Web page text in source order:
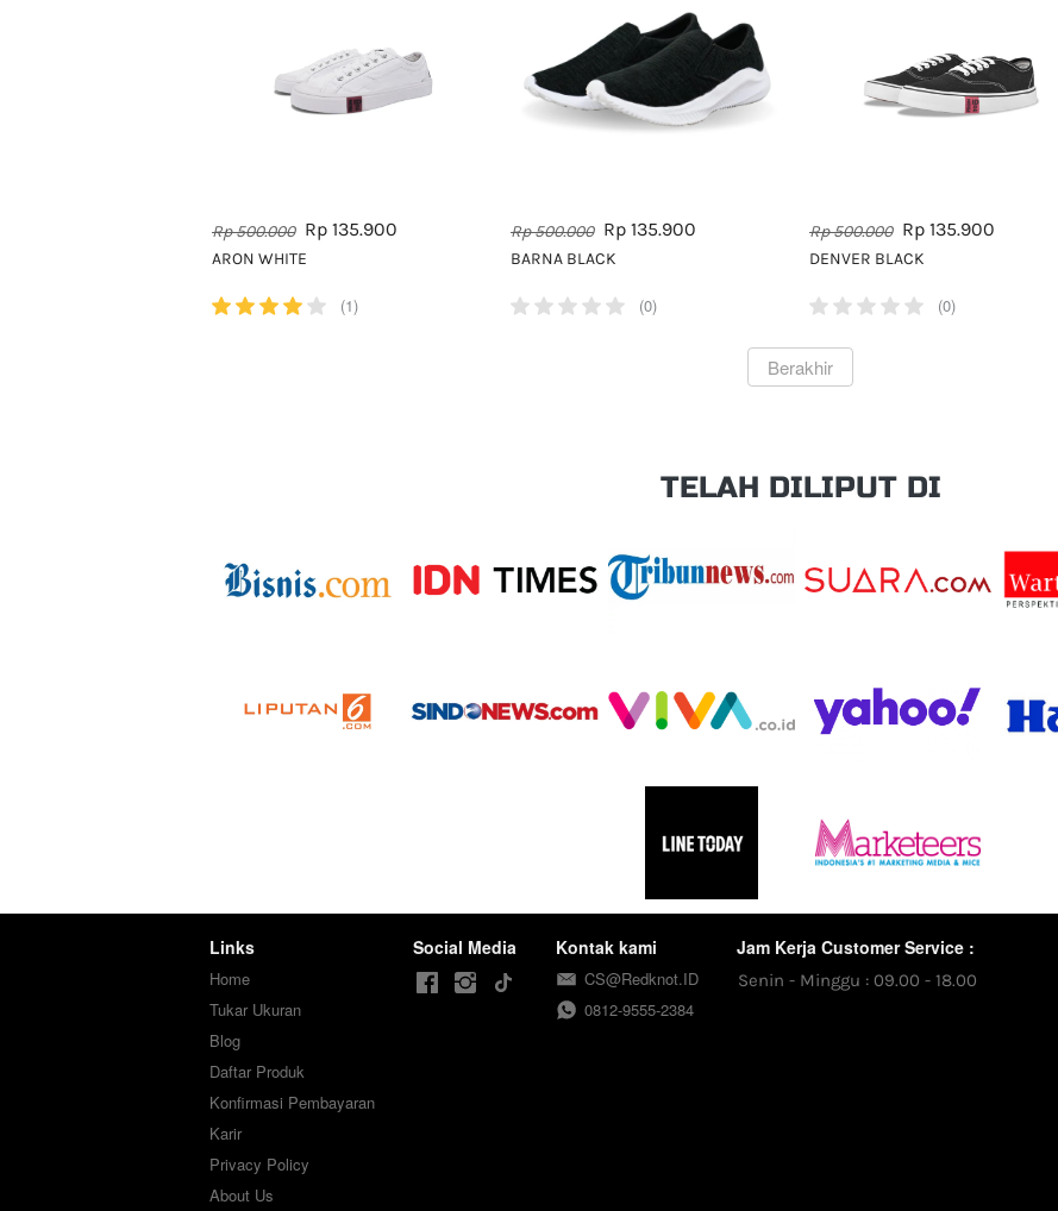
Rp 500.000 Rp 135.900
ARON WHITE
(1)
Rp 500.000 Rp 135.900
BARNA BLACK
(0)
Rp 500.000 Rp 135.900
DENVER BLACK
(0)
`Berakhir
TELAH DILIPUT DI
Links
Home
Tukar Ukuran
Blog
Daftar Produk
Konfirmasi Pembayaran
Karir
Privacy Policy
About Us
Social Media Kontak kami
CS@Redknot.ID
0812-9555-2384
Jam Kerja Customer Service :
Senin - Minggu : 09.00 - 18.00